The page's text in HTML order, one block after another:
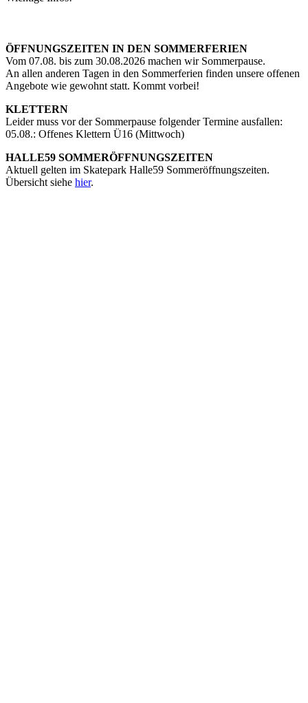
ÖFFNUNGSZEITEN IN DEN SOMMERFERIEN
Vom 07.08. bis zum 30.08.2026 machen wir Sommerpause.
An allen anderen Tagen in den Sommerferien finden unsere offenen
Angebote wie gewohnt statt. Kommt vorbei!
KLETTERN
Leider muss vor der Sommerpause folgender Termine ausfallen:
05.08.: Offenes Klettern Ü16 (Mittwoch)
HALLE59 SOMMERÖFFNUNGSZEITEN
Aktuell gelten im Skatepark Halle59 Sommeröffnungszeiten.
Übersicht siehe hier.